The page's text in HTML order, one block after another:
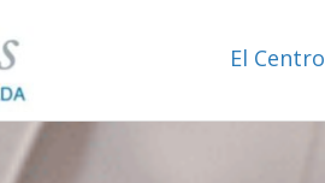
El Centro